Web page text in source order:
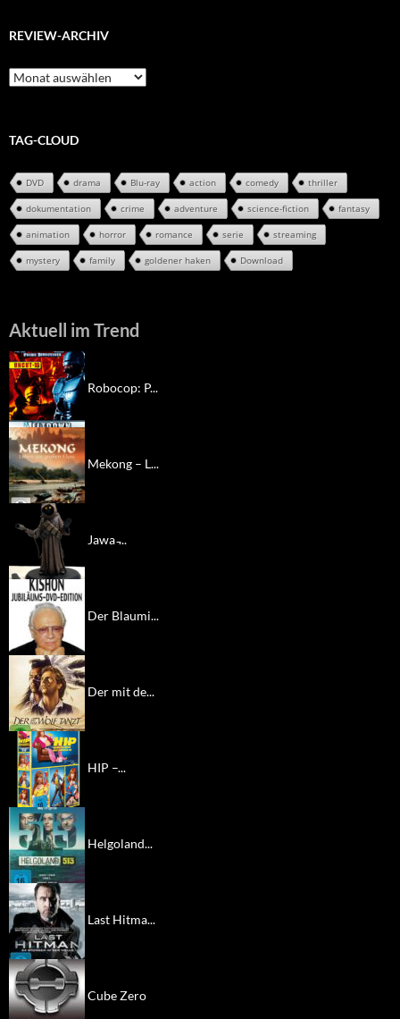
REVIEW-ARCHIV
Review-
Archiv
TAG-CLOUD
DVD drama Blu-ray action comedy thriller
dokumentation crime adventure science-fiction fantasy
animation horror romance serie streaming
mystery family goldener haken Download
Aktuell im Trend
Robocop: P...
Mekong – L...
Jawa ̵...
Der Blaumi...
Der mit de...
HIP –...
Helgoland...
Last Hitma...
Cube Zero